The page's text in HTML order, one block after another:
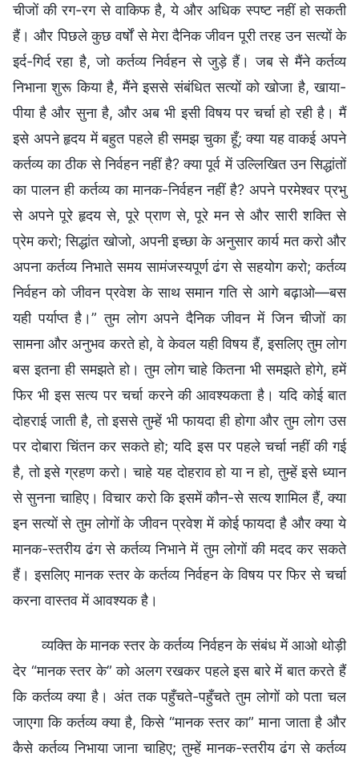
चीजों की रग-रग से वाकिफ है, ये और अधिक स्पष्ट नहीं हो सकती
हैं। और पिछले कुछ वर्षों से मेरा दैनिक जीवन पूरी तरह उन सत्यों के
इर्द-गिर्द रहा है, जो कर्तव्य निर्वहन से जुड़े हैं। जब से मैंने कर्तव्य
निभाना शुरू किया है, मैंने इससे संबंधित सत्यों को खोजा है, खाया-
पीया है और सुना है, और अब भी इसी विषय पर चर्चा हो रही है। मैं
इसे अपने हृदय में बहुत पहले ही समझ चुका हूँ; क्या यह वाकई अपने
कर्तव्य का ठीक से निर्वहन नहीं है? क्या पूर्व में उल्लिखित उन सिद्धांतों
का पालन ही कर्तव्य का मानक-निर्वहन नहीं है? अपने परमेश्वर प्रभु
से अपने पूरे हृदय से, पूरे प्राण से, पूरे मन से और सारी शक्ति से
प्रेम करो; सिद्धांत खोजो, अपनी इच्छा के अनुसार कार्य मत करो और
अपना कर्तव्य निभाते समय सामंजस्यपूर्ण ढंग से सहयोग करो; कर्तव्य
निर्वहन को जीवन प्रवेश के साथ समान गति से आगे बढ़ाओ—बस
यही पर्याप्त है।” तुम लोग अपने दैनिक जीवन में जिन चीजों का
सामना और अनुभव करते हो, वे केवल यही विषय हैं, इसलिए तुम लोग
बस इतना ही समझते हो। तुम लोग चाहे कितना भी समझते होगे, हमें
फिर भी इस सत्य पर चर्चा करने की आवश्यकता है। यदि कोई बात
दोहराई जाती है, तो इससे तुम्हें भी फायदा ही होगा और तुम लोग उस
पर दोबारा चिंतन कर सकते हो; यदि इस पर पहले चर्चा नहीं की गई
है, तो इसे ग्रहण करो। चाहे यह दोहराव हो या न हो, तुम्हें इसे ध्यान
से सुनना चाहिए। विचार करो कि इसमें कौन-से सत्य शामिल हैं, क्या
इन सत्यों से तुम लोगों के जीवन प्रवेश में कोई फायदा है और क्या ये
मानक-स्तरीय ढंग से कर्तव्य निभाने में तुम लोगों की मदद कर सकते
हैं। इसलिए मानक स्तर के कर्तव्य निर्वहन के विषय पर फिर से चर्चा
करना वास्तव में आवश्यक है।
व्यक्ति के मानक स्तर के कर्तव्य निर्वहन के संबंध में आओ थोड़ी
देर “मानक स्तर के” को अलग रखकर पहले इस बारे में बात करते हैं
कि कर्तव्य क्या है। अंत तक पहुँचते-पहुँचते तुम लोगों को पता चल
जाएगा कि कर्तव्य क्या है, किसे “मानक स्तर का” माना जाता है और
कैसे कर्तव्य निभाया जाना चाहिए; तुम्हें मानक-स्तरीय ढंग से कर्तव्य